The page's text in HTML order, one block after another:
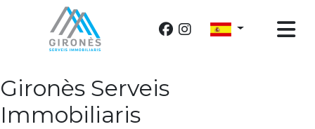
Gironès Serveis
Immobiliaris